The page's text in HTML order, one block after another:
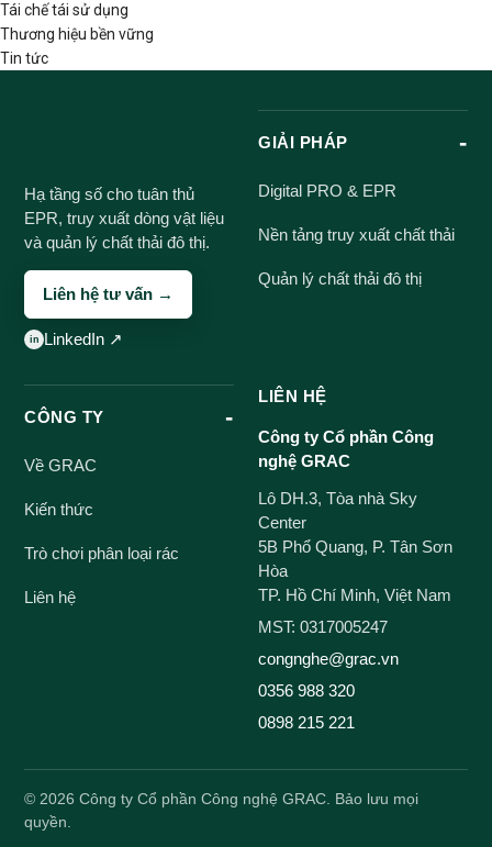
Tái chế tái sử dụng
Thương hiệu bền vững
Tin tức
Hạ tầng số cho tuân thủ
EPR, truy xuất dòng vật liệu
và quản lý chất thải đô thị.
Liên hệ tư vấn →
LinkedIn ↗
GIẢI PHÁP
Digital PRO & EPR
Nền tảng truy xuất chất thải
Quản lý chất thải đô thị
CÔNG TY
Về GRAC
Kiến thức
Trò chơi phân loại rác
Liên hệ
LIÊN HỆ
Công ty Cổ phần Công
nghệ GRAC
Lô DH.3, Tòa nhà Sky
Center
5B Phổ Quang, P. Tân Sơn
Hòa
TP. Hồ Chí Minh, Việt Nam
MST: 0317005247
congnghe@grac.vn
0356 988 320
0898 215 221
© 2026 Công ty Cổ phần Công nghệ GRAC. Bảo lưu mọi
quyền.